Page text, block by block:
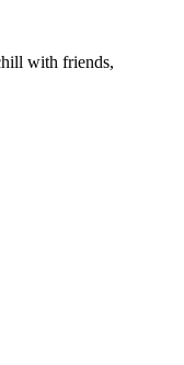
with friends,